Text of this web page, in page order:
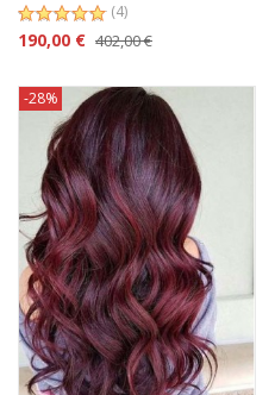
(4)
402,00 €
190,00 €
-28%